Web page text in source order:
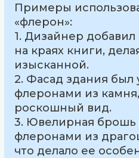
Примеры
«флерон»:
1. Дизайнер
на краях книги,
изысканной.
2. Фасад здания был
флеронами из
роскошный вид.
3. Ювелирная брошь
флеронами из
что делало ее